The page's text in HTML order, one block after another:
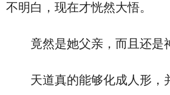
不明白，现在才恍然大悟。
竟然是她父亲，而且还是
天道真的能够化成人形，